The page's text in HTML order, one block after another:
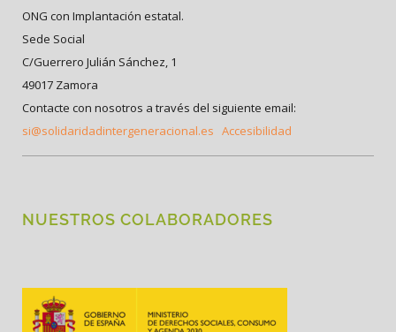
ONG con Implantación estatal.
Sede Social
C/Guerrero Julián Sánchez, 1
49017 Zamora
Contacte con nosotros a través del siguiente email:
si@solidaridadintergeneracional.es Accesibilidad
NUESTROS COLABORADORES